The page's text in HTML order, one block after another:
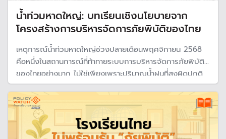
น้ำท่วมหาดใหญ่: บทเรียนเชิงนโยบายจาก
โครงสร้างการบริหารจัดการภัยพิบัติของไทย
เหตุการณ์น้ำท่วมหาดใหญ่ช่วงปลายเดือนพฤศจิกายน 2568
คือหนึ่งในสถานการณ์ที่ท้าทายระบบการบริหารจัดการภัยพิบัติ
ของไทยอย่างมาก ไม่ใช่เพียงเพราะปริมาณน้ำฝนที่สูงผิดปกติ
และสภาพภูมิประเทศที่อ่อนไหวต่อการเกิดน้ำหลาก